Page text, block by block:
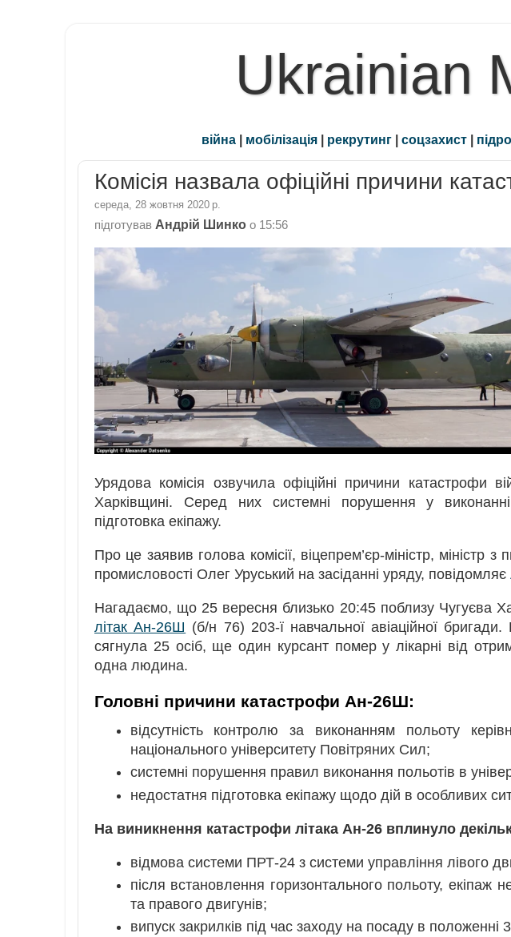
Ukrainian
війна | мобілізація | рекрутинг | соцзахист |
Комісія назвала офіційні причини
середа, 28 жовтня 2020 р.
підготував Андрій Шинко о 15:56
Урядова комісія озвучила офіційні причини катастрофи
Харківщині. Серед них системні порушення у
підготовка екіпажу.
Про це заявив голова комісії, віцепрем’єр-міністр, міністр з
промисловості Олег Уруський на засіданні уряду, повідомляє
Нагадаємо, що 25 вересня близько 20:45 поблизу Чугуєва
літак Ан-26Ш (б/н 76) 203-ї навчальної авіаційної бригади.
сягнула 25 осіб, ще один курсант помер у лікарні від
одна людина.
Головні причини катастрофи Ан-26Ш:
відсутність контролю за виконанням польоту
національного університету Повітряних Сил;
системні порушення правил виконання польотів в
недостатня підготовка екіпажу щодо дій в особливих
На виникнення катастрофи літака Ан-26 вплинуло
відмова системи ПРТ-24 з системи управління лівого
після встановлення горизонтального польоту, екіпаж
та правого двигунів;
випуск закрилків під час заходу на посаду в положенні